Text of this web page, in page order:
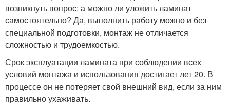
возникнуть вопрос: а можно ли уложить ламинат
самостоятельно? Да, выполнить работу можно и без
специальной подготовки, монтаж не отличается
сложностью и трудоемкостью.
Срок эксплуатации ламината при соблюдении всех
условий монтажа и использования достигает лет 20. В
процессе он не потеряет свой внешний вид, если за ним
правильно ухаживать.